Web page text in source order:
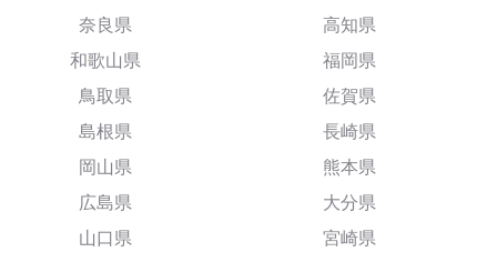
奈良県
和歌山県
鳥取県
島根県
岡山県
広島県
山口県
高知県
福岡県
佐賀県
長崎県
熊本県
大分県
宮崎県